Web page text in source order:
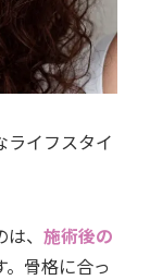
ライフスタイ
、 施術後の
。骨格に合っ